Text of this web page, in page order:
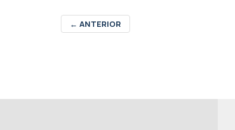
← ANTERIOR